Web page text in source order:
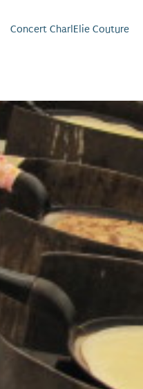
Concert CharlElie Couture